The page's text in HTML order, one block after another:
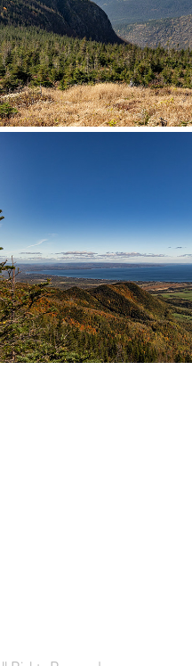
Gaspésie
Sainte Anne des Monts,
Parc Régional du
Saint Joseph
Carleton sur Mer, Québec,